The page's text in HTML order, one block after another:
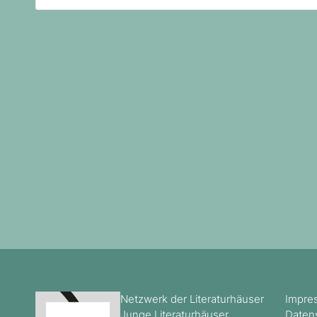
nach:
Netzwerk der Literaturhäuser